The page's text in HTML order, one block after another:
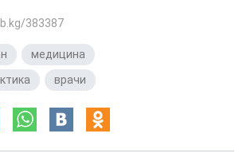
383387
медицина
врачи